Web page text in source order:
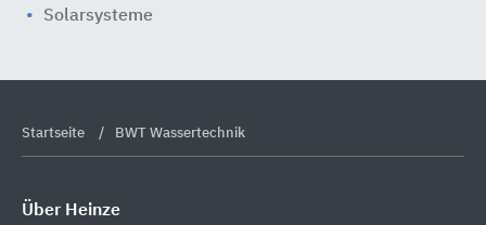
Solarsysteme
Startseite BWT Wassertechnik
Über Heinze